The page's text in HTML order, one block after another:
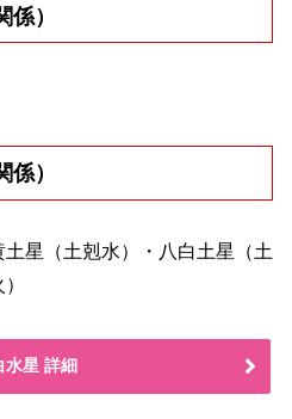
）
）
星（土剋水）・八白土星（土
水星 詳細